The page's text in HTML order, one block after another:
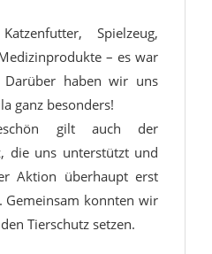
Spielzeug,
– es war
haben wir uns
ganz besonders!
gilt auch der
die uns unterstützt und
Aktion überhaupt erst
Gemeinsam konnten wir
Tierschutz setzen.